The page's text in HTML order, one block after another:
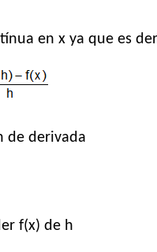
en x ya que es
de derivada
f(x) de h